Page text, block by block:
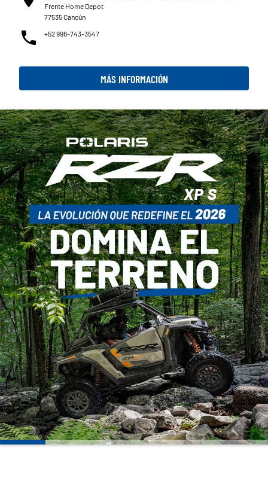
Frente Home Depot
77535 Cancún
+52 998-743-3547
MÁS INFORMACIÓN